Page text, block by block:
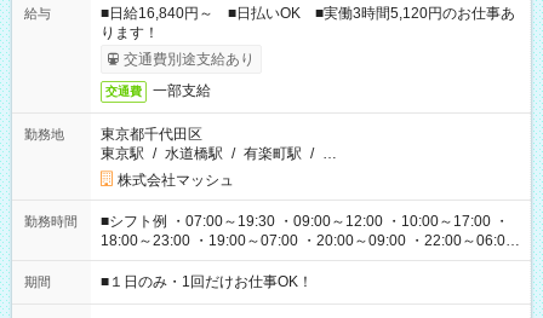
給与
■日給16,840円～ ■日払いOK ■実働3時間5,120円のお仕事あ
ります！
交通費別途支給あり
交通費 一部支給
勤務地
東京都千代田区
東京駅 / 水道橋駅 / 有楽町駅 / …
株式会社マッシュ
勤務時間
■シフト例 ・07:00～19:30 ・09:00～12:00 ・10:00～17:00 ・
18:00～23:00 ・19:00～07:00 ・20:00～09:00 ・22:00～06:00
etc ★最短で3時間で5,120円のお仕事から 15時間で2万円近く稼
げるお仕事も！ ご希望のお時間に合わせてご紹介！ ※シフトは
期間 ■１日のみ・1回だけお仕事OK！